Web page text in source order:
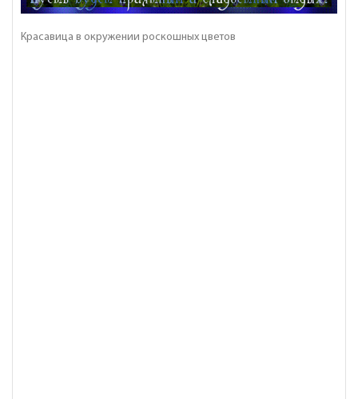
Красавица в окружении роскошных цветов